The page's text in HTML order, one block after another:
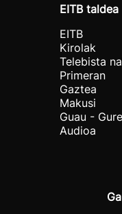
EITB taldea
EITB
Kirolak
Telebista
Primeran
Gaztea
Makusi
Guau - Gure
Audioa